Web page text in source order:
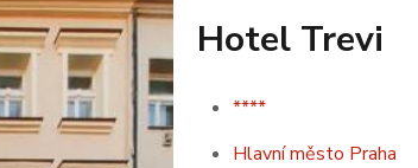
Hotel Trevi
****
Hlavní město Praha